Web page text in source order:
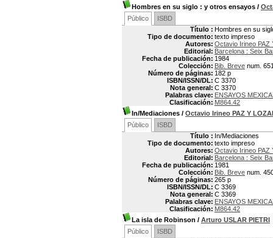
Hombres en su siglo : y otros ensayos /
Público
ISBD
Título : Hombres en su
Tipo de documento: texto impreso
Autores: Octavio Irineo PAZ
Editorial: Barcelona : Seix
Fecha de publicación: 1984
Colección: Bib. Breve num.
Número de páginas: 182 p
ISBN/ISSN/DL: C 3370
Nota general: C 3370
Palabras clave: ENSAYOS
Clasificación: M864.42
In/Mediaciones / Octavio Irineo PAZ Y
Público
ISBD
Título : In/Mediaciones
Tipo de documento: texto impreso
Autores: Octavio Irineo PAZ
Editorial: Barcelona : Seix
Fecha de publicación: 1981
Colección: Bib. Breve num.
Número de páginas: 265 p
ISBN/ISSN/DL: C 3369
Nota general: C 3369
Palabras clave: ENSAYOS
Clasificación: M864.42
La isla de Robinson / Arturo USLAR PIETRI
Público
ISBD